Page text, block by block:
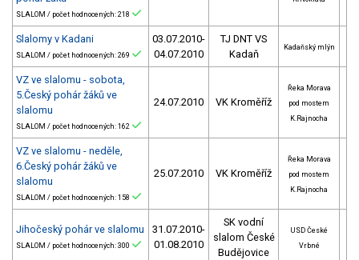
SLALOM / počet hodnocených: 218
Slalomy v Kadani
SLALOM / počet hodnocených: 269
03.07.2010-
04.07.2010
TJ DNT VS
Kadaň
Kadaňský mlýn
VZ ve slalomu - sobota,
5.Český pohár žáků ve
slalomu
SLALOM / počet hodnocených: 162
24.07.2010 VK Kroměříž
Řeka Morava
pod mostem
K.Rajnocha
VZ ve slalomu - neděle,
6.Český pohár žáků ve
slalomu
SLALOM / počet hodnocených: 158
25.07.2010 VK Kroměříž
Řeka Morava
pod mostem
K.Rajnocha
Jihočeský pohár ve slalomu
SLALOM / počet hodnocených: 300
31.07.2010-
01.08.2010
SK vodní
slalom České
Budějovice
USD České
Vrbné